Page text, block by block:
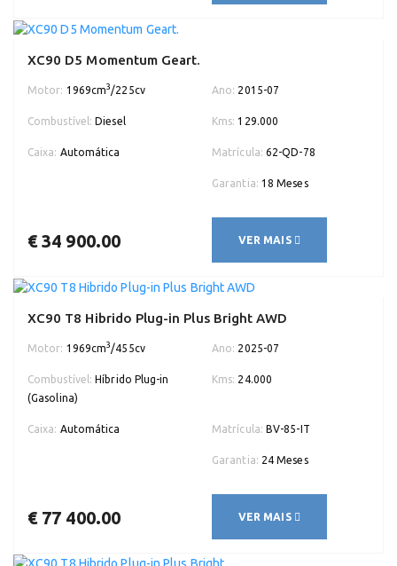
XC90 D5 Momentum Geart.
Motor: 1969cm3 /225cv Ano: 2015-07
Combustível: Diesel Kms: 129.000
Caixa: Automática Matrícula: 62-QD-78
Garantia: 18 Meses
€ 34 900.00 VER MAIS
XC90 T8 Hibrido Plug-in Plus Bright AWD
Motor: 1969cm3 /455cv Ano: 2025-07
Combustível: Híbrido Plug-in
(Gasolina)
Kms: 24.000
Caixa: Automática Matrícula: BV-85-IT
Garantia: 24 Meses
€ 77 400.00 VER MAIS